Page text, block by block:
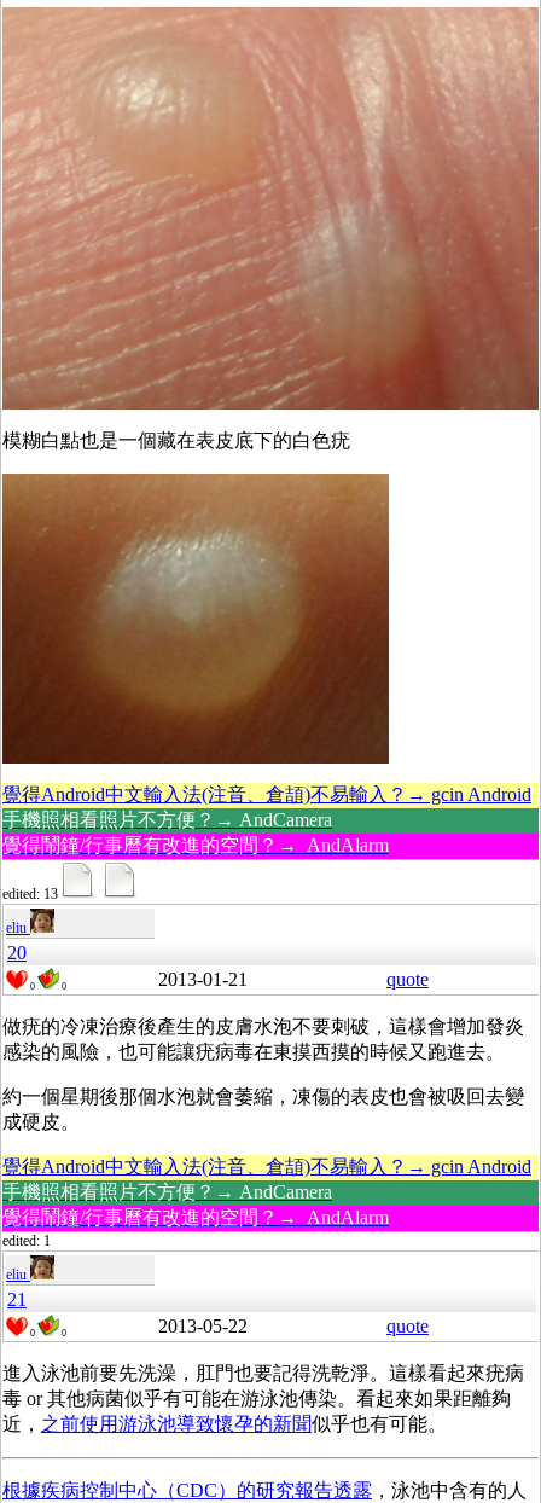
模糊白點也是一個藏在表皮底下的白色疣
覺得Android中文輸入法(注音、倉頡)不易輸入？→ gcin Android
手機照相看照片不方便？→ AndCamera
覺得鬧鐘/行事曆有改進的空間？→ AndAlarm
edited: 13
eliu
20
0 0 2013-01-21 quote
做疣的冷凍治療後產生的皮膚水泡不要刺破，這樣會增加發炎
感染的風險，也可能讓疣病毒在東摸西摸的時候又跑進去。
約一個星期後那個水泡就會萎縮，凍傷的表皮也會被吸回去變
成硬皮。
覺得Android中文輸入法(注音、倉頡)不易輸入？→ gcin Android
手機照相看照片不方便？→ AndCamera
覺得鬧鐘/行事曆有改進的空間？→ AndAlarm
edited: 1
eliu
21
0 0 2013-05-22 quote
進入泳池前要先洗澡，肛門也要記得洗乾淨。這樣看起來疣病
毒 or 其他病菌似乎有可能在游泳池傳染。看起來如果距離夠
近， 之前使用游泳池導致懷孕的新聞似乎也有可能。
根據疾病控制中心（CDC）的研究報告透露 ，泳池中含有的人